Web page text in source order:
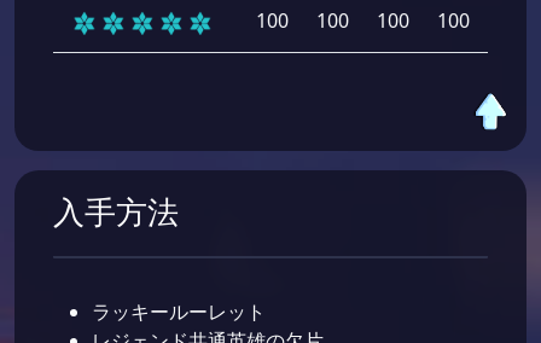
100 100 100 100
入手方法
ラッキールーレット